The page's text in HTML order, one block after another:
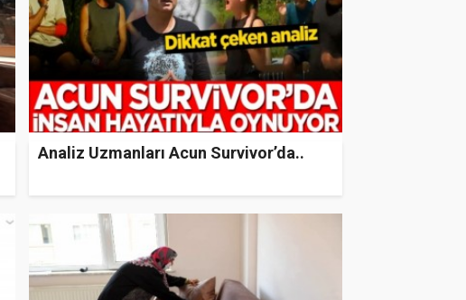
Analiz Uzmanları Acun Survivor’da..